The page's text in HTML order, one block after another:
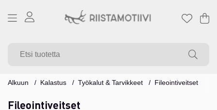
.
Alkuun Kalastus Työkalut & Tarvikkeet Fileointiveitset
Fileointiveitset